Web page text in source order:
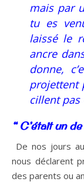
mais par
tu es
laissé le
ancre
donne,
projettent
cillent pas
“ C’était un
De nos jours
nous déclarent
des parents ou